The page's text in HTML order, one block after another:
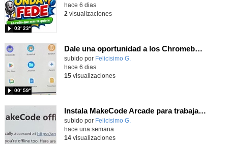
03′ 23″
hace 6 dias
2 visualizaciones
Dale una oportunidad a los Chromebooks y utiliza un proyector para realizar talleres si no tienes pantallas táctiles
Contenido educativo.
subido por Felicisimo G.
00′ 59″
hace 6 dias
15visualizaciones
Instala MakeCode Arcade para trabajar offline en tu tablet, ordenador, Chromebook
Contenido educativo.
subido por Felicisimo G.
hace una semana
14visualizaciones